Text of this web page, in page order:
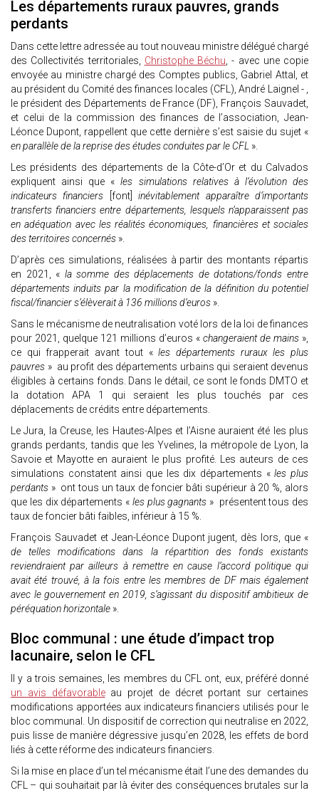
Les départements ruraux pauvres, grands
perdants
Dans cette lettre adressée au tout nouveau ministre délégué chargé
des Collectivités territoriales, Christophe Béchu, - avec une copie
envoyée au ministre chargé des Comptes publics, Gabriel Attal, et
au président du Comité des finances locales (CFL), André Laignel - ,
le président des Départements de France (DF), François Sauvadet,
et celui de la commission des finances de l’association, Jean-
Léonce Dupont, rappellent que cette dernière s’est saisie du sujet «
en parallèle de la reprise des études conduites par le CFL ».
Les présidents des départements de la Côte-d’Or et du Calvados
expliquent ainsi que «les simulations relatives à l’évolution des
indicateurs financiers [font]
inévitablement apparaître d’importants
transferts financiers entre départements, lesquels n’apparaissent pas
en adéquation avec les réalités économiques, financières et sociales
des territoires concernés ».
D’après ces simulations, réalisées à partir des montants répartis
en 2021, « la somme des déplacements de dotations/fonds entre
départements induits par la modification de la définition du potentiel
fiscal/financier s’élèverait à 136 millions d’euros ».
Sans le mécanisme de neutralisation voté lors de la loi de finances
pour 2021, quelque 121 millions d’euros « changeraient de mains »,
ce qui frapperait avant tout «les départements ruraux les plus
pauvres » au profit des départements urbains qui seraient devenus
éligibles à certains fonds. Dans le détail, ce sont le fonds DMTO et
la dotation APA 1 qui seraient les plus touchés par ces
déplacements de crédits entre départements.
Le Jura, la Creuse, les Hautes-Alpes et l’Aisne auraient été les plus
grands perdants, tandis que les Yvelines, la métropole de Lyon, la
Savoie et Mayotte en auraient le plus profité. Les auteurs de ces
simulations constatent ainsi que les dix départements «les plus
perdants » ont tous un taux de foncier bâti supérieur à 20 %, alors
que les dix départements « les plus gagnants » présentent tous des
taux de foncier bâti faibles, inférieur à 15 %.
François Sauvadet et Jean-Léonce Dupont jugent, dès lors, que «
de telles modifications dans la répartition des fonds existants
reviendraient par ailleurs à remettre en cause l’accord politique qui
avait été trouvé, à la fois entre les membres de DF mais également
avec le gouvernement en 2019, s’agissant du dispositif ambitieux de
péréquation horizontale ».
Bloc communal : une étude d’impact trop
lacunaire, selon le CFL
Il y a trois semaines, les membres du CFL ont, eux, préféré donné
un avis défavorableau projet de décret portant sur certaines
modifications apportées aux indicateurs financiers utilisés pour le
bloc communal. Un dispositif de correction qui neutralise en 2022,
puis lisse de manière dégressive jusqu’en 2028, les effets de bord
liés à cette réforme des indicateurs financiers.
Si la mise en place d’un tel mécanisme était l’une des demandes du
CFL – qui souhaitait par là éviter des conséquences brutales sur la